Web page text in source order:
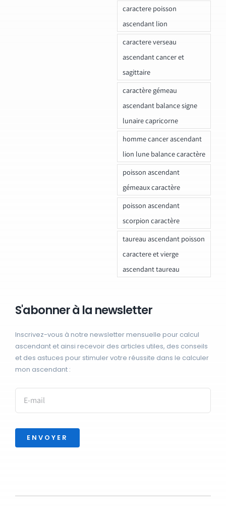
caractere poisson
ascendant lion
caractere verseau
ascendant cancer et
sagittaire
caractère gémeau
ascendant balance signe
lunaire capricorne
homme cancer ascendant
lion lune balance caractère
poisson ascendant
gémeaux caractère
poisson ascendant
scorpion caractère
taureau ascendant poisson
caractere et vierge
ascendant taureau
S'abonner à la newsletter
Inscrivez-vous à notre newsletter mensuelle pour calcul
ascendant et ainsi recevoir des articles utiles, des conseils
et des astuces pour stimuler votre réussite dans le calculer
mon ascendant :
ENVOYER